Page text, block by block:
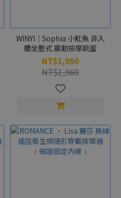
WINYI｜Sophia 小魟魚 非入
體坐墊式 震動按摩跳蛋
NT$1,090
NT$1,960